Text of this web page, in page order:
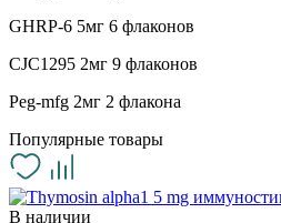
GHRP-6 5мг 6 флаконов
CJC1295 2мг 9 флаконов
Peg-mfg 2мг 2 флакона
Популярные товары
В наличии